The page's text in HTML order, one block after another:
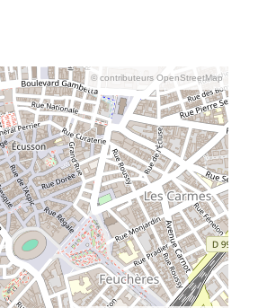
© contributeurs OpenStreetMap